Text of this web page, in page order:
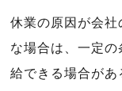
休業の原因が会社
な場合は、一定
給できる場合があ